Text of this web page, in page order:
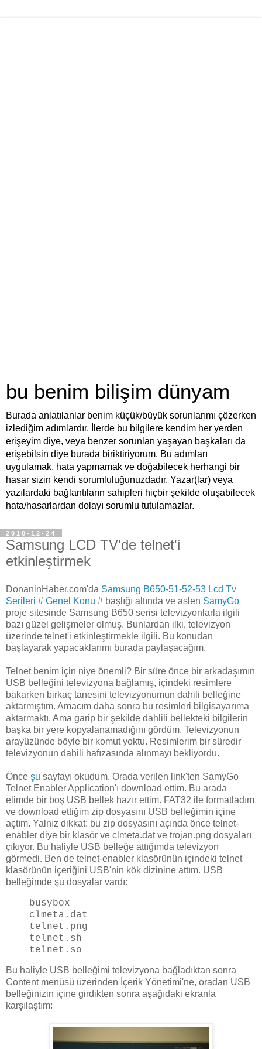
bu benim bilişim dünyam
Burada anlatılanlar benim küçük/büyük sorunlarımı çözerken
izlediğim adımlardır. İlerde bu bilgilere kendim her yerden
erişeyim diye, veya benzer sorunları yaşayan başkaları da
erişebilsin diye burada biriktiriyorum. Bu adımları
uygulamak, hata yapmamak ve doğabilecek herhangi bir
hasar sizin kendi sorumluluğunuzdadır. Yazar(lar) veya
yazılardaki bağlantıların sahipleri hiçbir şekilde oluşabilecek
hata/hasarlardan dolayı sorumlu tutulamazlar.
2010-12-24
Samsung LCD TV'de telnet'i
etkinleştirmek
DonaninHaber.com'da Samsung B650-51-52-53 Lcd Tv
Serileri # Genel Konu # başlığı altında ve aslen SamyGo
proje sitesinde Samsung B650 serisi televizyonlarla ilgili
bazı güzel gelişmeler olmuş. Bunlardan ilki, televizyon
üzerinde telnet'i etkinleştirmekle ilgili. Bu konudan
başlayarak yapacaklarımı burada paylaşacağım.
Telnet benim için niye önemli? Bir süre önce bir arkadaşımın
USB belleğini televizyona bağlamış, içindeki resimlere
bakarken birkaç tanesini televizyonumun dahili belleğine
aktarmıştım. Amacım daha sonra bu resimleri bilgisayarıma
aktarmaktı. Ama garip bir şekilde dahlili bellekteki bilgilerin
başka bir yere kopyalanamadığını gördüm. Televizyonun
arayüzünde böyle bir komut yoktu. Resimlerim bir süredir
televizyonun dahili hafızasında alınmayı bekliyordu.
Önce şu sayfayı okudum. Orada verilen link'ten SamyGo
Telnet Enabler Application'ı download ettim. Bu arada
elimde bir boş USB bellek hazır ettim. FAT32 ile formatladım
ve download ettiğim zip dosyasını USB belleğimin içine
açtım. Yalnız dikkat: bu zip dosyasını açında önce telnet-
enabler diye bir klasör ve clmeta.dat ve trojan.png dosyaları
çıkıyor. Bu haliyle USB belleğe attığımda televizyon
görmedi. Ben de telnet-enabler klasörünün içindeki telnet
klasörünün içeriğini USB'nin kök dizinine attım. USB
belleğimde şu dosyalar vardı:
busybox
clmeta.dat
telnet.png
telnet.sh
telnet.so
Bu haliyle USB belleğimi televizyona bağladıktan sonra
Content menüsü üzerinden İçerik Yönetimi'ne, oradan USB
belleğinizin içine girdikten sonra aşağıdaki ekranla
karşılaştım: